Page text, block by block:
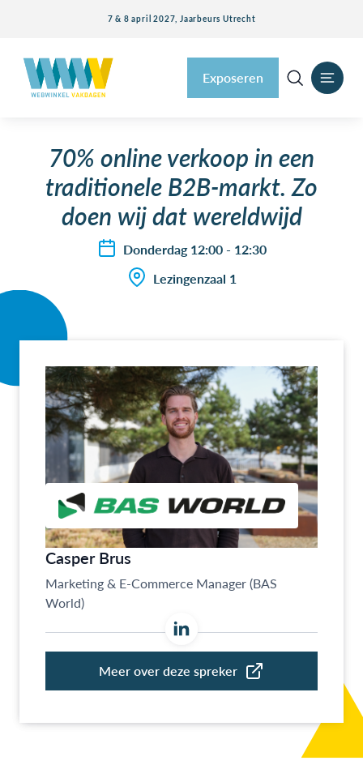
7 & 8 april 2027, Jaarbeurs Utrecht
Exposeren
70% online verkoop in een
traditionele B2B-markt. Zo
doen wij dat wereldwijd
Donderdag 12:00 - 12:30
Lezingenzaal 1